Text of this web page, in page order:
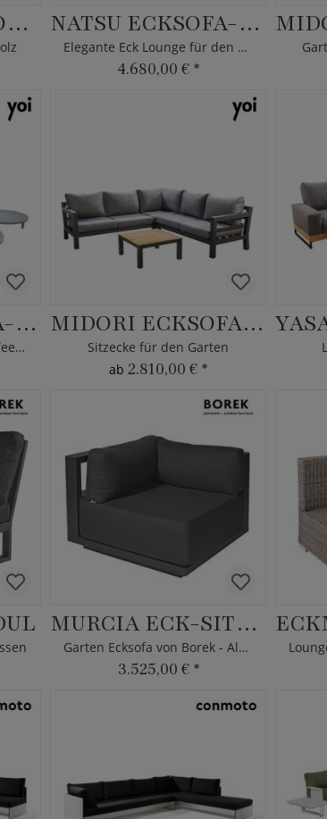
YASASHII ECKSOFA-SET XL NATSU ECKSOFA-SET
Elegante Eck Lounge für den Garten
4.680,00 € *
HOSHI ECKSOFA-SET XL
Langes Gartensofa mit Kaffeetischen
MIDORI ECKSOFA-SET
Sitzecke für den Garten
ab 2.810,00 € *
MURCIA ECK-SITZMODUL
Garten Ecksofa von Borek - Aluminium - weiß
3.525,00 € *